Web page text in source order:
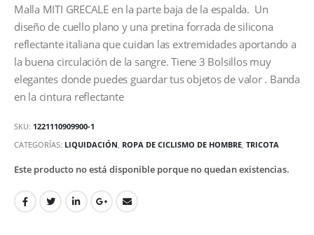
Malla MITI GRECALE en la parte baja de la espalda. Un
diseño de cuello plano y una pretina forrada de silicona
reflectante italiana que cuidan las extremidades aportando a
la buena circulación de la sangre.Tiene 3 Bolsillos muy
elegantes donde puedes guardar tus objetos de valor . Banda
en la cintura reflectante
SKU: 1221110909900-1
CATEGORÍAS: LIQUIDACIÓN ROPA DE CICLISMO DE HOMBRE TRICOTA
Este producto no está disponible porque no quedan existencias.